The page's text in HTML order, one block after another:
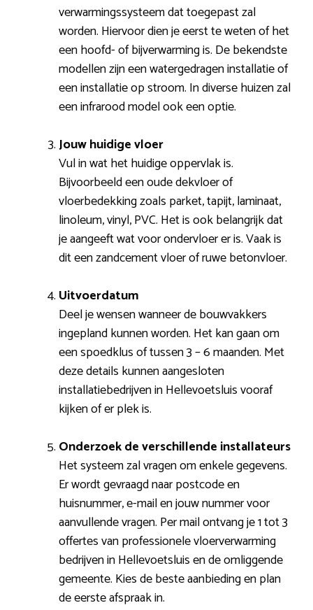
verwarmingssysteem dat toegepast zal
worden. Hiervoor dien je eerst te weten of het
een hoofd- of bijverwarming is. De bekendste
modellen zijn een watergedragen installatie of
een installatie op stroom. In diverse huizen zal
een infrarood model ook een optie.
Jouw huidige vloer
Vul in wat het huidige oppervlak is.
Bijvoorbeeld een oude dekvloer of
vloerbedekking zoals parket, tapijt, laminaat,
linoleum, vinyl, PVC. Het is ook belangrijk dat
je aangeeft wat voor ondervloer er is. Vaak is
dit een zandcement vloer of ruwe betonvloer.
Uitvoerdatum
Deel je wensen wanneer de bouwvakkers
ingepland kunnen worden. Het kan gaan om
een spoedklus of tussen 3 – 6 maanden. Met
deze details kunnen aangesloten
installatiebedrijven in Hellevoetsluis vooraf
kijken of er plek is.
Onderzoek de verschillende installateurs
Het systeem zal vragen om enkele gegevens.
Er wordt gevraagd naar postcode en
huisnummer, e-mail en jouw nummer voor
aanvullende vragen. Per mail ontvang je 1 tot 3
offertes van professionele vloerverwarming
bedrijven in Hellevoetsluis en de omliggende
gemeente. Kies de beste aanbieding en plan
de eerste afspraak in.